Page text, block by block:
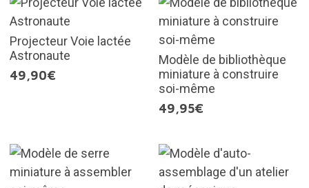
Projecteur Voie lactée
Astronaute
49,90€
Modèle de bibliothèque
miniature à construire
soi-même
49,95€